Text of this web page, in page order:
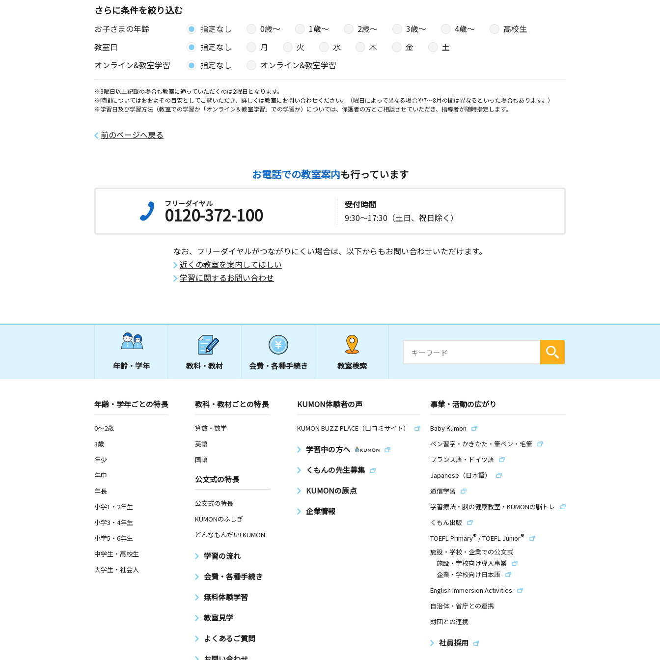
さらに条件を絞り込む
お子さまの年齢 指定なし 0歳〜 1歳〜 2歳〜 3歳〜 4歳〜
高校生
教室日
指定なし 月 火 水 木 金
土
オンライン&教室学習
指定なし オンライン&教室学習
※3曜日以上記載の場合も教室に通っていただくのは2曜日となります。
※時間についてはおおよその目安としてご覧いただき、詳しくは教室にお問い合わせください。（曜日によって異なる場合や7～8月の間は異なるといった場合もあります。）
※学習日及び学習方法（教室での学習か「オンライン＆教室学習」での学習か）については、保護者の方とご相談させていただき、指導者が随時指定します。
前のページへ戻る
お電話での教室案内も行っています
フリーダイヤル
0120-372-100
受付時間
9:30～17:30（土日、祝日除く）
なお、フリーダイヤルがつながりにくい場合は、以下からもお問い合わせいただけます。
近くの教室を案内してほしい
学習に関するお問い合わせ
年齢・学年 教科・教材 会費・ 各種手続き 教室検索
年齢・学年ごとの特長
0～2歳
3歳
年少
年中
年長
小学1・2年生
小学3・4年生
小学5・6年生
中学生・高校生
大学生・社会人
教科・教材ごとの特長
算数・数学
英語
国語
公文式の特長
公文式の特長
KUMONのふしぎ
どんなもんだい! KUMON
学習の流れ
会費・各種手続き
無料体験学習
教室見学
よくあるご質問
KUMON体験者の声
KUMON BUZZ PLACE（口コミサイト）
学習中の方へ
くもんの先生募集
KUMONの原点
企業情報
事業・活動の広がり
Baby Kumon
ペン習字・かきかた・筆ペン・毛筆
フランス語・ドイツ語
Japanese（日本語）
通信学習
学習療法・脳の健康教室・KUMONの脳トレ
くもん出版
TOEFL Primary® /TOEFL Junior®
施設・学校・企業での公文式
施設・学校向け導入事業
企業・学校向け日本語
English Immersion Activities
自治体・省庁との連携
財団との連携
社員採用